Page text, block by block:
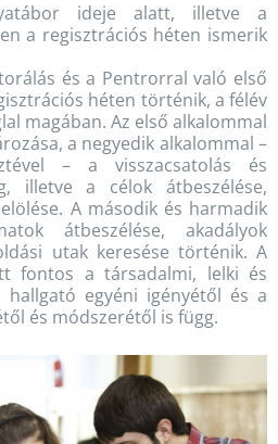
ideje alatt, illetve a
a regisztrációs héten ismerik
és a Pentrorral való első
héten történik, a félév
magában. Az első alkalommal
a negyedik alkalommal –
– a visszacsatolás és
illetve a célok átbeszélése,
A második és harmadik
átbeszélése, akadályok
utak keresése történik. A
fontos a társadalmi, lelki és
egyéni igényétől és a
és módszerétől is függ.